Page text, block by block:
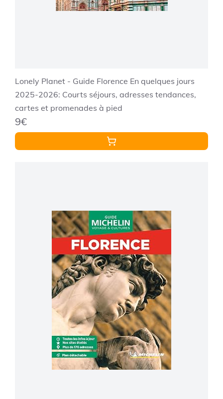
Lonely Planet - Guide Florence En quelques jours
2025-2026: Courts séjours, adresses tendances,
cartes et promenades à pied
9€